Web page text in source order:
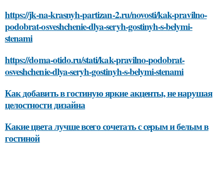
https://jk-na-krasnyh-partizan-2.ru/novosti/kak-pravilno-
podobrat-osveshchenie-dlya-seryh-gostinyh-s-belymi-
stenami
https://doma-otido.ru/stati/kak-pravilno-podobrat-
osveshchenie-dlya-seryh-gostinyh-s-belymi-stenami
Как добавить в гостиную яркие акценты, не нарушая
целостности дизайна
Какие цвета лучше всего сочетать с серым и белым в
гостиной